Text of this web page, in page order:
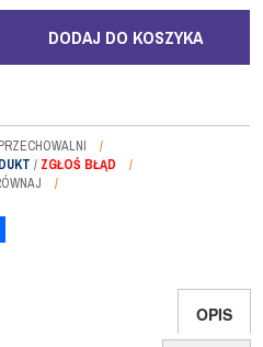
DODAJ DO KOSZYKA
/ ZGŁOŚ BŁĄD
OPIS